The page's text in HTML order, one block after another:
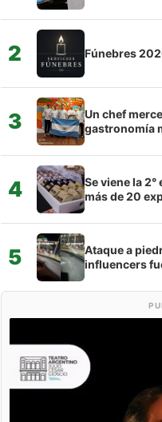
2 Fúnebres
3
Un chef
gastronomía
4
Se viene la
más de 20
5
Ataque a
influencers